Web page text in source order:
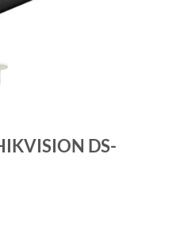
DS-